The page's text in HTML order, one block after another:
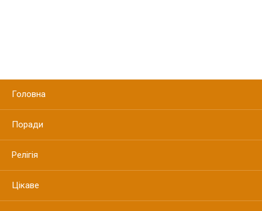
Головна
Поради
Релігія
Цікаве